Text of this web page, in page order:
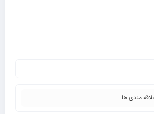
مندی ها